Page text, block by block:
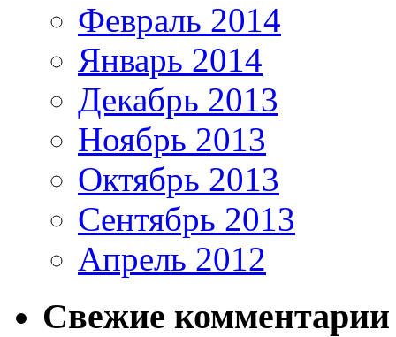
Февраль 2014
Январь 2014
Декабрь 2013
Ноябрь 2013
Октябрь 2013
Сентябрь 2013
Апрель 2012
Свежие комментарии